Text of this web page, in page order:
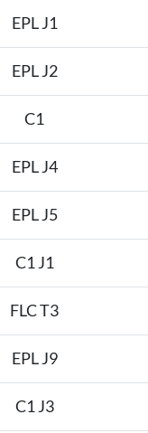
EPL J1
EPL J2
C1
EPL J4
EPL J5
C1 J1
FLC T3
EPL J9
C1 J3